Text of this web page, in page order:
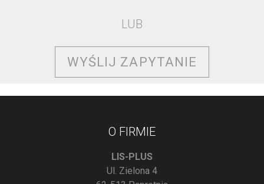
LUB
WYŚLIJ ZAPYTANIE
O FIRMIE
LIS-PLUS
Ul. Zielona 4